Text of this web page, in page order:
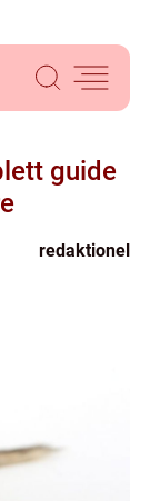
guide
redaktionel